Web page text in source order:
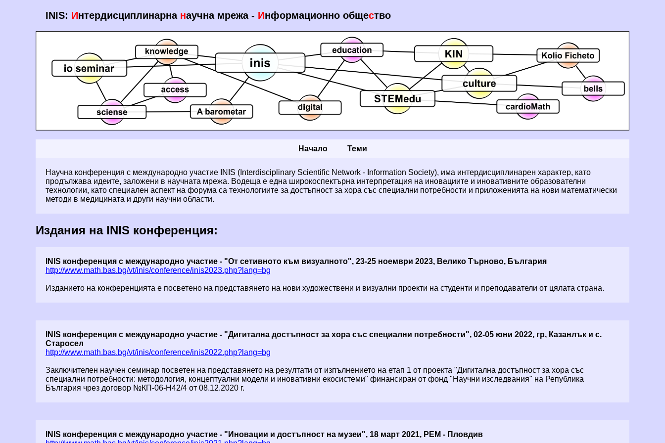
INIS: Интердисциплинарна научна мрежа - Информационно общество
Начало Теми
Научна конференция с международно участие INIS (Interdisciplinary Scientific Network - Information Society), има интердисциплинарен характер, като
продължава идеите, заложени в научната мрежа. Водеща е една широкоспектърна интерпретация на иновациите и иновативните образователни
технологии, като специален аспект на форума са технологиите за достъпност за хора със специални потребности и приложенията на нови математически
методи в медицината и други научни области.
Издания на INIS конференция:
INIS конференция с международно участие - "От сетивното към визуалното", 23-25 ноември 2023, Велико Търново, България
http://www.math.bas.bg/vt/inis/conference/inis2023.php?lang=bg
Изданието на конференцията е посветено на представянето на нови художествени и визуални проекти на студенти и преподаватели от цялата страна.
INIS конференция с международно участие - "Дигитална достъпност за хора със специални потребности", 02-05 юни 2022, гр, Казанлък и с.
Старосел
http://www.math.bas.bg/vt/inis/conference/inis2022.php?lang=bg
Заключителен научен семинар посветен на представянето на резултати от изпълнението на етап 1 от проекта "Дигитална достъпност за хора със
специални потребности: методология, концептуални модели и иновативни екосистеми" финансиран от фонд "Научни изследвания" на Република
България чрез договор №КП-06-Н42/4 от 08.12.2020 г.
INIS конференция с международно участие - "Иновации и достъпност на музеи", 18 март 2021, РЕМ - Пловдив